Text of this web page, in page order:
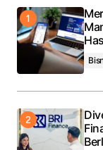
Save my
for the
Submit